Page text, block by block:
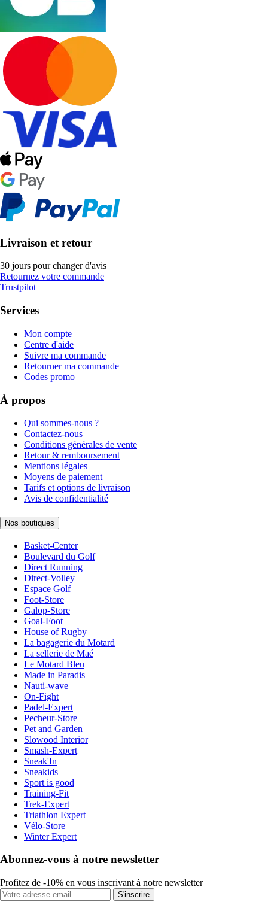
Livraison et retour
30 jours pour changer d'avis
Retournez votre commande
Trustpilot
Services
Mon compte
Centre d'aide
Suivre ma commande
Retourner ma commande
Codes promo
À propos
Qui sommes-nous ?
Contactez-nous
Conditions générales de vente
Retour & remboursement
Mentions légales
Moyens de paiement
Tarifs et options de livraison
Avis de confidentialité
Nos boutiques
Basket-Center
Boulevard du Golf
Direct Running
Direct-Volley
Espace Golf
Foot-Store
Galop-Store
Goal-Foot
House of Rugby
La bagagerie du Motard
La sellerie de Maé
Le Motard Bleu
Made in Paradis
Nauti-wave
On-Fight
Padel-Expert
Pecheur-Store
Pet and Garden
Slowood Interior
Smash-Expert
Sneak'In
Sneakids
Sport is good
Training-Fit
Trek-Expert
Triathlon Expert
Vélo-Store
Winter Expert
Abonnez-vous à notre newsletter
Profitez de -10% en vous inscrivant à notre newsletter
S'inscrire